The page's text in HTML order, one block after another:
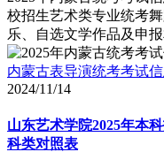
校招生艺术类专业统考
乐、自选文学作品及申
内蒙古表导演统考考试
2024/11/14
山东艺术学院2025年本
科类对照表